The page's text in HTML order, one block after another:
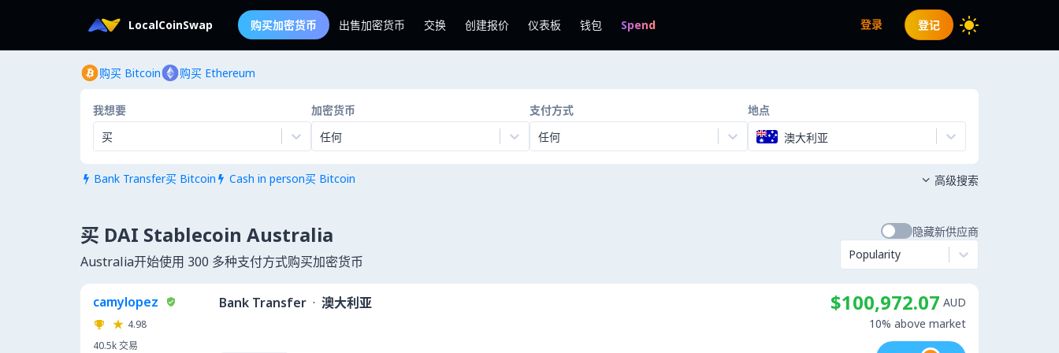
LocalCoinSwap 购买加密货币 出售加密货币 交换 创建报价 仪表板 钱包 Spend 登录 登记
购买 Bitcoin 购买 Ethereum
我想要
买
加密货币
任何
支付方式
任何
地点
澳大利亚
 Bank Transfer买 Bitcoin  Cash in person买 Bitcoin  高级搜索
买 DAI Stablecoin Australia
Australia开始使用 300 多种支付方式购买加密货币
隐藏新供应商
Popularity
camylopez
4.98
40.5k交易
Bank Transfer · 澳大利亚 $100,972.07 AUD
10% above market